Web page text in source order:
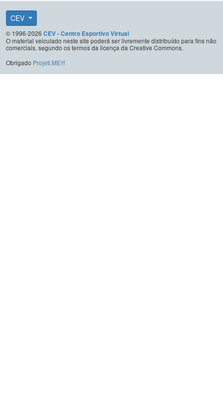
CEV
© 1996-2026 CEV - Centro Esportivo Virtual
O material veiculado neste site poderá ser livremente distribuído para fins não
comerciais, segundo os termos da licença da Creative Commons.
Obrigado Projeti.ME!!!